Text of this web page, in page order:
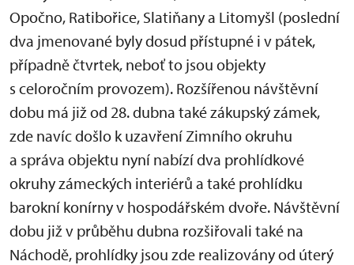
Opočno, Ratibořice, Slatiňany a Litomyšl (poslední
dva jmenované byly dosud přístupné i v pátek,
případně čtvrtek, neboť to jsou objekty
s celoročním provozem). Rozšířenou návštěvní
dobu má již od 28. dubna také zákupský zámek,
zde navíc došlo k uzavření Zimního okruhu
a správa objektu nyní nabízí dva prohlídkové
okruhy zámeckých interiérů a také prohlídku
barokní konírny v hospodářském dvoře. Návštěvní
dobu již v průběhu dubna rozšiřovali také na
Náchodě, prohlídky jsou zde realizovány od úterý